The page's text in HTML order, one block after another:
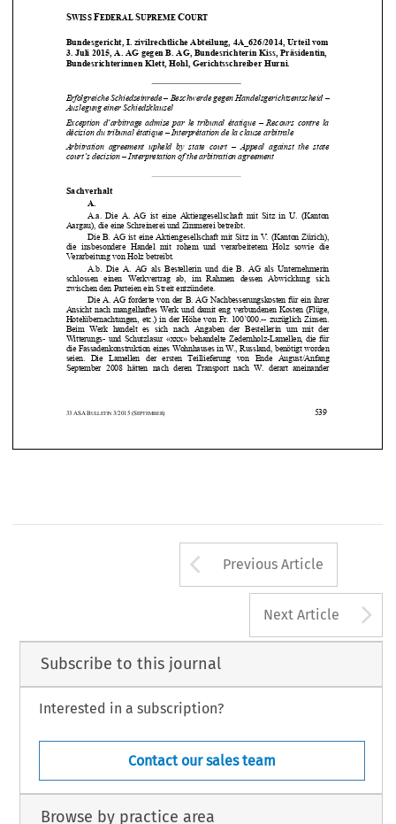
       
       
 
 









 





 
 








 



 
 
 
 
Bundesgericht, I. zivilrechtliche Abteilung, 4A_626/2014, Urteil vom
Bundesrichterinnen Klett, Hohl, Gerichtsschreiber Hurni.
Erfolgreiche Schiedseinrede – Beschwerde gegen Handelsgerichtsentscheid –
Auslegung einer Schiedsklausel
Exception  d’arbitrage  admise  par  le  tr
décision du tribunal étatique – Interprétation de la clause arbitrale
Arbitration  agreement  upheld  by  state
court’s decision – Interpretation of the arbitration agreement
Sachverhalt
A.a.  Die  A.  AG  ist  eine  Aktiengesellschaft  mit  Sitz  in  U.  (Kanton
Aargau), die eine Schreinerei und Zimmerei betreibt.
Die  B.  AG  ist  eine  Aktiengesellschaft mit  Sitz  in  V.  (Kanton  Zürich),
die  insbesondere  Handel  mit  rohem
Verarbeitung von Holz betreibt.
A.b.  Die  A.  AG  als  Bestellerin  und  die  B.  AG  als  Unternehmerin
schlossen   einen   Werkvertrag   ab,   im   Rahmen   dessen   Abwicklung   sich
zwischen den Parteien ein Streit entzündete.
Die  A.  AG  forderte  von  der  B.  AG Nachbesserungskosten  für  ein  ihrer
Ansicht  nach  mangelhaftes  Werk  und damit  eng  verbundenen  Kosten  (Flüge,
Hotelübernachtungen,  etc.)  in  der  Höhe  von  Fr.  100’000.--  zuzüglich  Zinsen.
Beim   Werk   handelt   es   sich   nach   Angaben   der   Bestellerin   um   mit   der
Witterungs-  und  Schutzlasur  «xxx»  behandelte  Zedernholz-Lamellen,  die  für
die Fassadenkonstruktion eines Wohnhauses in W., Russland, benötigt worden
Arrow button
Previous Article
Next Article
Subscribe to this journal
Interested in a subscription?
Contact our sales team
Browse by practice area